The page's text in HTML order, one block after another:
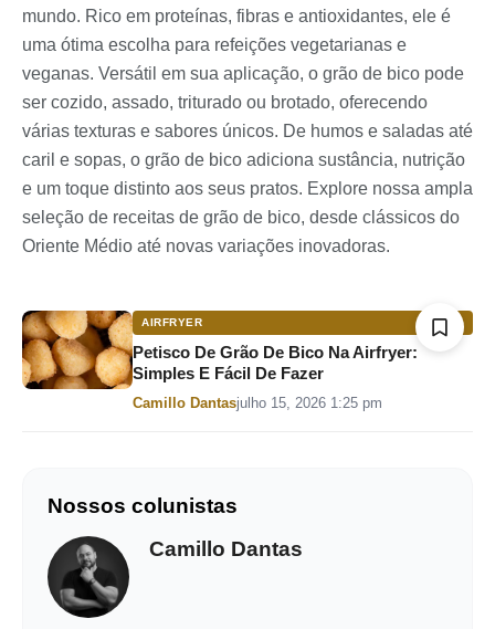
mundo. Rico em proteínas, fibras e antioxidantes, ele é
uma ótima escolha para refeições vegetarianas e
veganas. Versátil em sua aplicação, o grão de bico pode
ser cozido, assado, triturado ou brotado, oferecendo
várias texturas e sabores únicos. De humos e saladas até
caril e sopas, o grão de bico adiciona sustância, nutrição
e um toque distinto aos seus pratos. Explore nossa ampla
seleção de receitas de grão de bico, desde clássicos do
Oriente Médio até novas variações inovadoras.
AIRFRYER
Petisco De Grão De Bico Na Airfryer:
Simples E Fácil De Fazer
Por
Camillo Dantasjulho 15, 2026 1:25 pm
Nossos colunistas
Camillo Dantas